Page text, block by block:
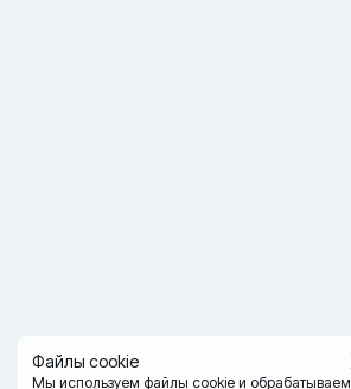
Файлы cookie
Мы используем файлы cookie и обрабатываем